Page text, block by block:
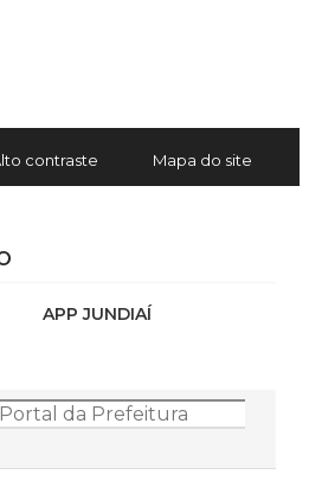
contraste Mapa do site
APP JUNDIAÍ